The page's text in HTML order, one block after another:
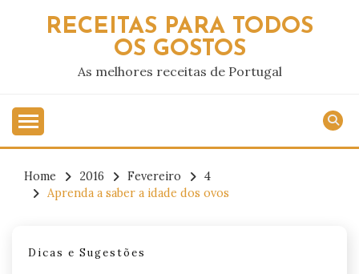
RECEITAS PARA TODOS
OS GOSTOS
As melhores receitas de Portugal
Home 2016 Fevereiro
4
Aprenda a saber a idade dos ovos
Dicas e Sugestões